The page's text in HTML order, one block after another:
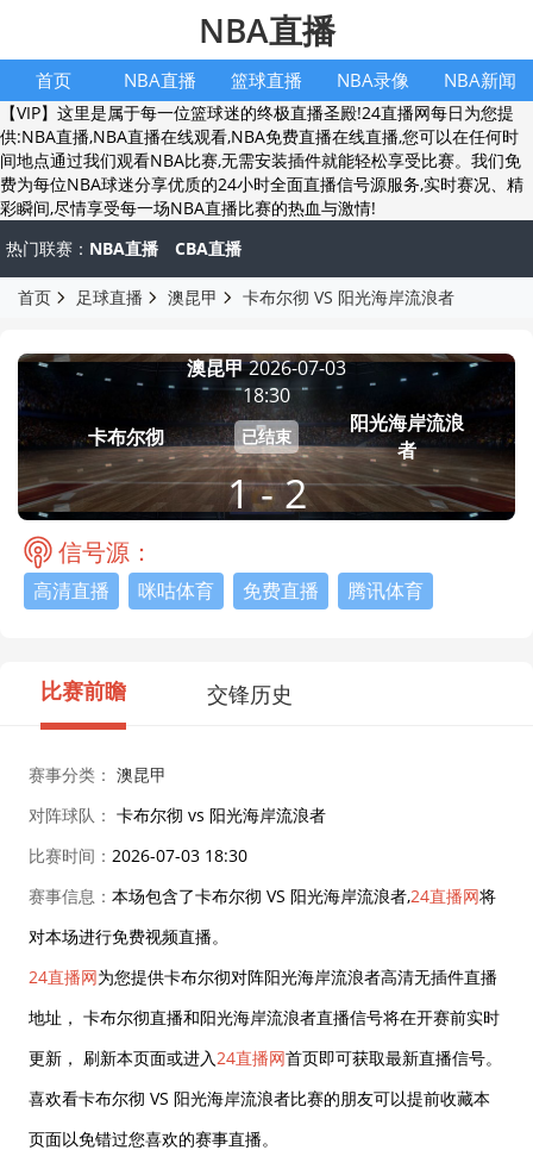
NBA直播
首页 NBA直播 篮球直播 NBA录像 NBA新闻
【VIP】这里是属于每一位篮球迷的终极直播圣殿!24直播网每日为您提
供:NBA直播,NBA直播在线观看,NBA免费直播在线直播,您可以在任何时
间地点通过我们观看NBA比赛,无需安装插件就能轻松享受比赛。我们免
费为每位NBA球迷分享优质的24小时全面直播信号源服务,实时赛况、精
彩瞬间,尽情享受每一场NBA直播比赛的热血与激情!
热门联赛： NBA直播 CBA直播
首页 足球直播 澳昆甲 卡布尔彻 VS 阳光海岸流浪者
卡布尔彻
澳昆甲2026-07-03
18:30
已结束
1 - 2
阳光海岸流浪
者
信号源：
高清直播 咪咕体育 免费直播 腾讯体育
比赛前瞻 交锋历史
赛事分类： 澳昆甲
对阵球队： 卡布尔彻 vs 阳光海岸流浪者
比赛时间： 2026-07-03 18:30
赛事信息： 本场包含了卡布尔彻 VS 阳光海岸流浪者,24直播网将
对本场进行免费视频直播。
24直播网为您提供卡布尔彻对阵阳光海岸流浪者高清无插件直播
地址， 卡布尔彻直播和阳光海岸流浪者直播信号将在开赛前实时
更新， 刷新本页面或进入24直播网首页即可获取最新直播信号。
喜欢看卡布尔彻 VS 阳光海岸流浪者比赛的朋友可以提前收藏本
页面以免错过您喜欢的赛事直播。